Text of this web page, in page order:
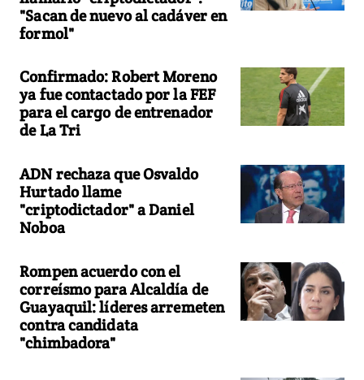
"Sacan de nuevo al cadáver en
formol"
Confirmado: Robert Moreno
ya fue contactado por la FEF
para el cargo de entrenador
de La Tri
ADN rechaza que Osvaldo
Hurtado llame
"criptodictador" a Daniel
Noboa
Rompen acuerdo con el
correísmo para Alcaldía de
Guayaquil: líderes arremeten
contra candidata
"chimbadora"